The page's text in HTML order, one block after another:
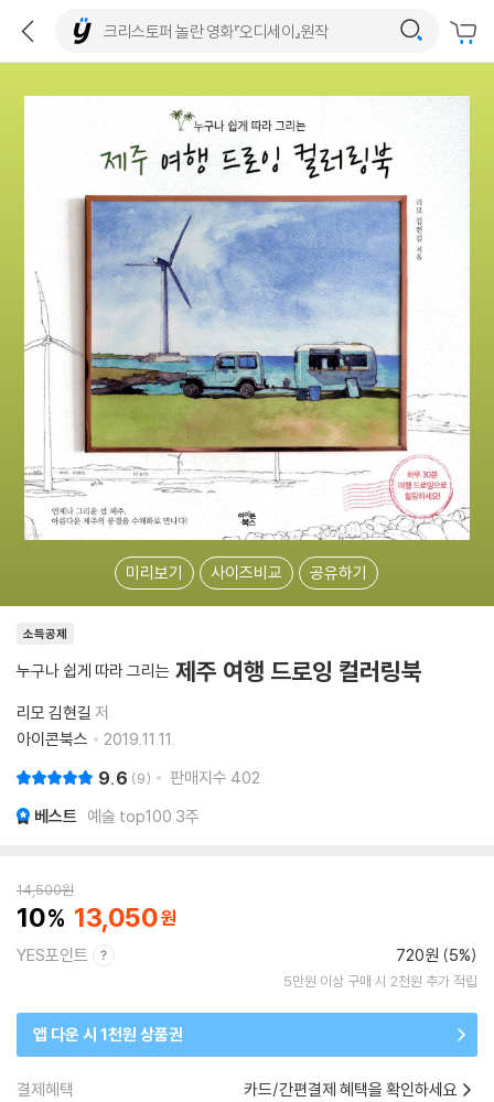
미리보기 사이즈비교 공유하기
소득공제
누구나 쉽게 따라 그리는 제주 여행 드로잉 컬러링북
리모 김현길 저
아이콘북스
2019.11.11.
9.6 9 판매지수 402
베스트 예술 top100 3주
14,500원
10 13,050
YES포인트 720원 (5%)
5만원 이상 구매 시 2천원 추가 적립
앱 다운 시 1천원 상품권
결제혜택 카드/간편결제 혜택을 확인하세요